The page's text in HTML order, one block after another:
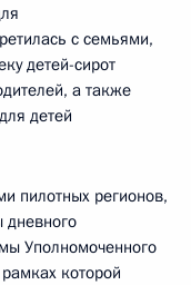
с семьями,
детей-сирот
а также
детей
пилотных регионов,
дневного
Уполномоченного
которой